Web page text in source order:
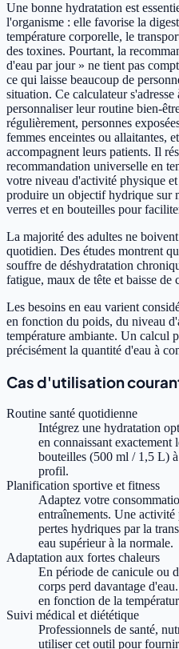
Une bonne hydratation est
l'organisme : elle favorise la
température corporelle, le
des toxines. Pourtant, la
d'eau par jour » ne tient pas
ce qui laisse beaucoup de
situation. Ce calculateur
personnaliser leur routine bien-
régulièrement, personnes
femmes enceintes ou allaitantes,
accompagnent leurs patients. Il
recommandation universelle en
votre niveau d'activité physique
produire un objectif hydrique sur
verres et en bouteilles pour
La majorité des adultes ne
quotidien. Des études montrent
souffre de déshydratation
fatigue, maux de tête et baisse de
Les besoins en eau varient
en fonction du poids, du niveau
température ambiante. Un calcul
précisément la quantité d'eau à
Cas d'utilisation
Routine santé quotidienne
Intégrez une hydratation
en connaissant
bouteilles (500 ml / 1,5 L)
profil.
Planification sportive et fitness
Adaptez votre
entraînements. Une
pertes hydriques par la
eau supérieur à la normale.
Adaptation aux fortes chaleurs
En période de canicule ou
corps perd davantage
en fonction de la
Suivi médical et diététique
Professionnels de santé,
utiliser cet outil pour